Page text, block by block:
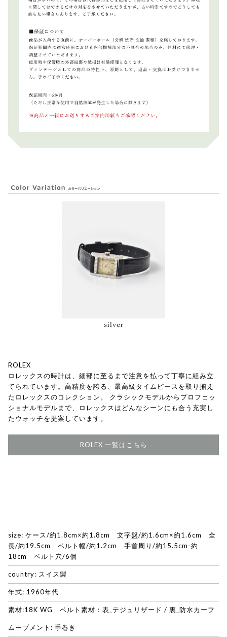
ROLEX
ロレックスの時計は、細部に至るまで注意を払って丁寧に組み立
てられています。高精度を誇る、最高級タイムピースを取り揃え
たロレックスのコレクション。 クラシックモデルからプロフェッ
ショナルモデルまで、ロレックスはどんなシーンにも合う充実し
たウォッチを提案しています。
ROLEX 一覧はこちら
size: ケース/約1.8cm×約1.8cm 文字盤/約1.6cm×約1.6cm 全
長/約19.5cm ベルト幅/約1.2cm 手首周り/約15.5cm-約
18cm ベルト穴/6個
country: スイス製
年式: 1960年代
素材:18K WG ベルト素材：表_テジュリザード / 裏_防水カーフ
ムーブメント: 手巻き